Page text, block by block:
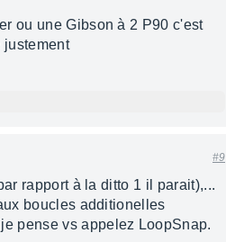
ou une Gibson à 2 P90 c'est
justement
#9
rapport à la ditto 1 il parait),...
boucles additionelles
pense vs appelez LoopSnap.